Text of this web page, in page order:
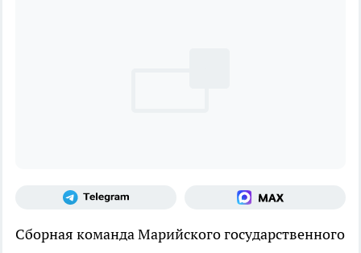
Сборная команда Марийского государственного